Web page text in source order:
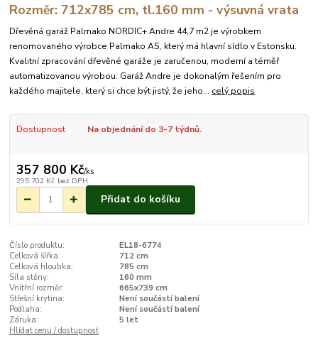
Rozměr: 712x785 cm, tl.160 mm - výsuvná vrata
Dřevěná garáž Palmako NORDIC+ Andre 44,7 m2 je výrobkem
renomovaného výrobce Palmako AS, který má hlavní sídlo v Estonsku.
Kvalitní zpracování dřevěné garáže je zaručenou, moderní a téměř
automatizovanou výrobou. Garáž Andre je dokonalým řešením pro
každého majitele, který si chce být jistý, že jeho... celý popis
Dostupnost Na objednání do 3-7 týdnů.
357 800 Kč/ks
295 702 Kč bez DPH
Přidat do košíku
Číslo produktu:
EL18-6774
Celková šířka:
712 cm
Celková hloubka:
785 cm
Síla stěny:
160 mm
Vnitřní rozměr:
665x739 cm
Střešní krytina:
Není součástí balení
Podlaha:
Není součástí balení
Záruka:
5 let
Hlídat cenu / dostupnost